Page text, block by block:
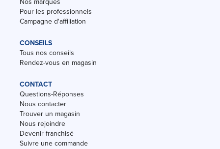
Pour les professionnels
Campagne d'affiliation
CONSEILS
Tous nos conseils
Rendez-vous en magasin
CONTACT
Questions-Réponses
Nous contacter
Trouver un magasin
Nous rejoindre
Devenir franchisé
Suivre une commande